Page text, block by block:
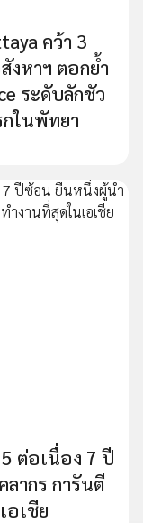
คว้า 3
งหาฯ ตอกย้ำ
ระดับลักชัว
ในพัทยา
ต่อเนื่อง 7 ปี
ากร การันตี
อเชีย